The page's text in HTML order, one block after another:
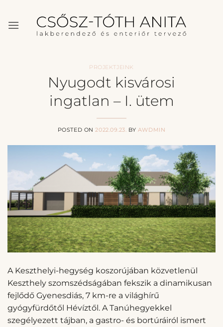
content
PROJEKTJEINK
Nyugodt kisvárosi
ingatlan – I. ütem
POSTED ON2022.09.23. BY AWDMIN
A Keszthelyi-hegység koszorújában közvetlenül
Keszthely szomszédságában fekszik a dinamikusan
fejlődő Gyenesdiás, 7 km-re a világhírű
gyógyfürdőtől Hévíztől. A Tanúhegyekkel
szegélyezett tájban, a gastro- és bortúráiról ismert